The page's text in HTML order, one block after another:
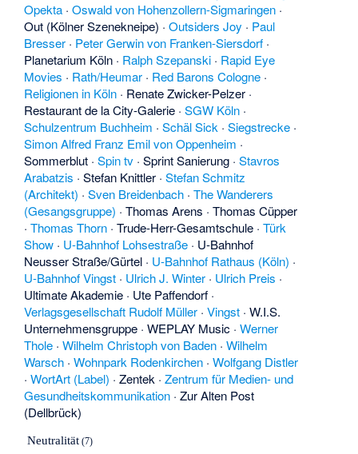
Opekta ·Oswald von Hohenzollern-Sigmaringen ·
Out (Kölner Szenekneipe) ·Outsiders Joy · Paul
Bresser · Peter Gerwin von Franken-Siersdorf ·
Planetarium Köln · Ralph Szepanski · Rapid Eye
Movies · Rath/Heumar · Red Barons Cologne ·
Religionen in Köln · Renate Zwicker-Pelzer ·
Restaurant de la City-Galerie ·SGW Köln ·
Schulzentrum Buchheim ·Schäl Sick ·Siegstrecke ·
Simon Alfred Franz Emil von Oppenheim ·
Sommerblut ·Spin tv ·Sprint Sanierung ·Stavros
Arabatzis ·Stefan Knittler ·Stefan Schmitz
(Architekt) ·Sven Breidenbach ·The Wanderers
(Gesangsgruppe) ·Thomas Arens ·Thomas Cüpper
·Thomas Thorn ·Trude-Herr-Gesamtschule ·Türk
Show · U-Bahnhof Lohsestraße · U-Bahnhof
Neusser Straße/Gürtel · U-Bahnhof Rathaus (Köln) ·
U-Bahnhof Vingst · Ulrich J. Winter · Ulrich Preis ·
Ultimate Akademie · Ute Paffendorf ·
Verlagsgesellschaft Rudolf Müller ·Vingst ·W.I.S.
Unternehmensgruppe ·WEPLAY Music ·Werner
Thole ·Wilhelm Christoph von Baden ·Wilhelm
Warsch ·Wohnpark Rodenkirchen ·Wolfgang Distler
·WortArt (Label) ·Zentek ·Zentrum für Medien- und
Gesundheitskommunikation ·Zur Alten Post
(Dellbrück)
Neutralität (7)